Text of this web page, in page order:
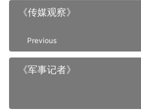
《传媒观察》
Previous
《军事记者》